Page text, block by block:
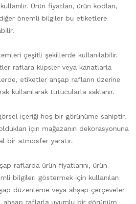
Ürün fiyatları, ürün kodları,
önemli bilgiler bu etiketlere
çeşitli şekillerde kullanılabilir.
raflara klipsler veya kanatlarla
etiketler ahşap rafların üzerine
kullanılarak tutucularla saklanır.
içeriği hoş bir görünüme sahiptir.
için mağazanın dekorasyonuna
bir atmosfer yaratır.
raflarda ürün fiyatlarını, ürün
bilgileri göstermek için kullanılan
düzenleme veya ahşap çerçeveler
ahşap raflarla uyumlu bir görünüm